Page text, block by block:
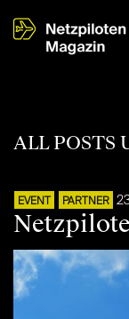
ALL POSTS
EVENT PARTNER